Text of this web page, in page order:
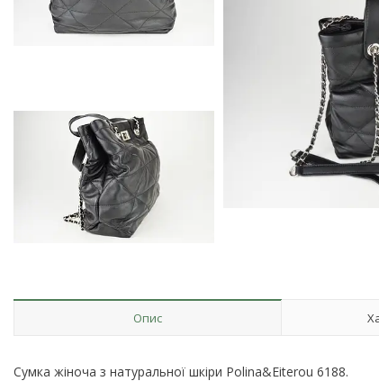
Опис
Сумка жіноча з натуральної шкіри Polina&Eiterou 6188.